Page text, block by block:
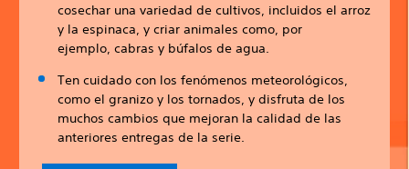
cosechar una variedad de cultivos, incluidos el arroz
y la espinaca, y criar animales como, por
ejemplo, cabras y búfalos de agua.
Ten cuidado con los fenómenos meteorológicos,
como el granizo y los tornados, y disfruta de los
muchos cambios que mejoran la calidad de las
anteriores entregas de la serie.